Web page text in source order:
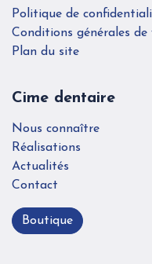
Politique de
Conditions générales de
Plan du site
Cime dentaire
Nous connaître
Réalisations
Actualités
Contact
Boutique